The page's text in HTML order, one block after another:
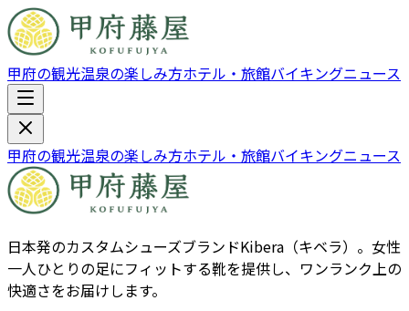
甲府の観光温泉の楽しみ方ホテル・旅館バイキングニュース
甲府の観光温泉の楽しみ方ホテル・旅館バイキングニュース
日本発のカスタムシューズブランドKibera（キベラ）。女性
一人ひとりの足にフィットする靴を提供し、ワンランク上の
快適さをお届けします。